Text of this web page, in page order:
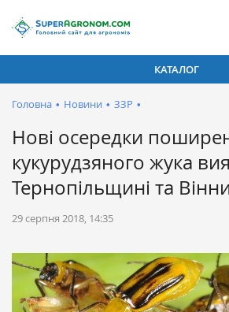
КАТАЛОГ
Головна • Новини • ЗЗР •
Нові осередки
кукурудзяного жука
Тернопільщині та
29 серпня 2018, 14:35